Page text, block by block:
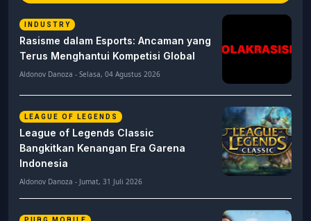
INDUSTRY
Rasisme dalam Esports: Ancaman yang
Terus Menghantui Kompetisi Global
Aldonov Danoza - Selasa, 04 Agustus 2026
LEAGUE OF LEGENDS
League of Legends Classic
Bangkitkan Kenangan Era Garena
Indonesia
Aldonov Danoza - Jumat, 31 Juli 2026